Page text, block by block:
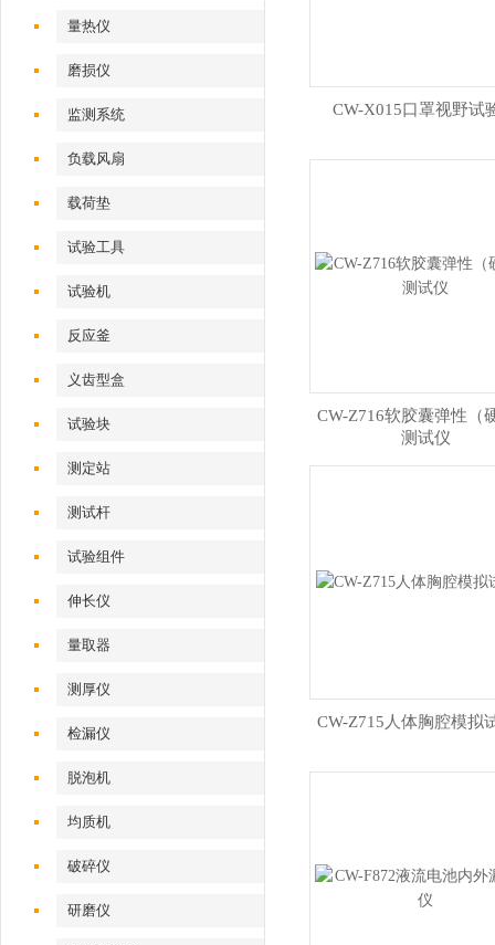
量热仪
磨损仪
监测系统
负载风扇
载荷垫
试验工具
试验机‌
反应釜
义齿型盒
试验块
测定站‌
测试杆
试验组件
伸长仪
量取器
测厚仪
检漏仪
脱泡机
均质机
破碎仪
研磨仪
CW-X015口罩视野试
CW-Z716软胶囊弹性（
测试仪
CW-Z715人体胸腔模拟